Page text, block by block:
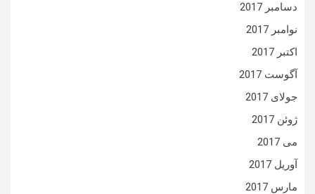
دسامبر 2017
نوامبر 2017
اکتبر 2017
آگوست 2017
جولای 2017
ژوئن 2017
می 2017
آوریل 2017
مارس 2017